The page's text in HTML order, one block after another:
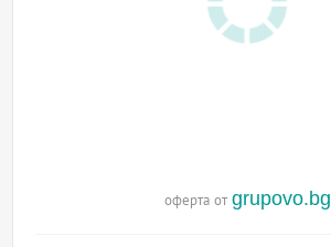
оферта от grupovo.bg